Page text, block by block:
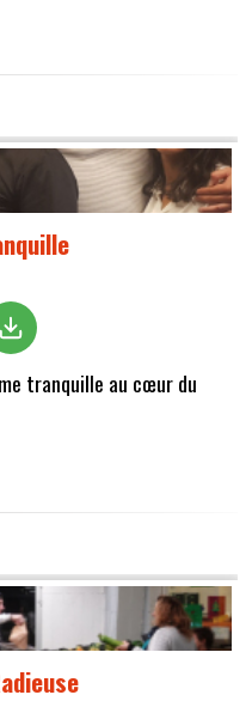
tranquille au cœur du